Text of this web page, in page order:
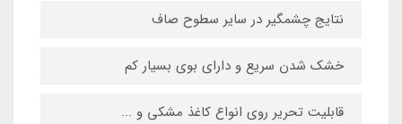
نتایج چشمگیر در سایر سطوح صاف
خشک شدن سریع و دارای بوی بسیار کم
قابلیت تحریر روی انواع کاغذ مشکی و ...